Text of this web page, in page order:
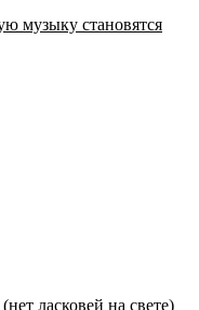
музыку становятся
(нет ласковей на свете)